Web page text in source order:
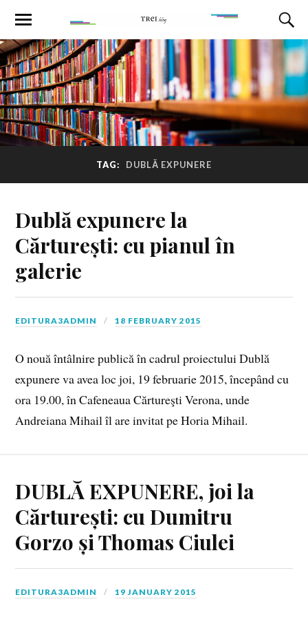
TAG: DUBLĂ EXPUNERE
Dublă expunere la
Cărturești: cu pianul în
galerie
EDITURA3ADMIN 18 FEBRUARY 2015
O nouă întâlnire publică în cadrul proiectului Dublă
expunere va avea loc joi, 19 februarie 2015, începând cu
ora 19.00, în Cafeneaua Cărtureşti Verona, unde
Andreiana Mihail îl are invitat pe Horia Mihail.
DUBLĂ EXPUNERE, joi la
Cărturești: cu Dumitru
Gorzo și Thomas Ciulei
EDITURA3ADMIN 19 JANUARY 2015